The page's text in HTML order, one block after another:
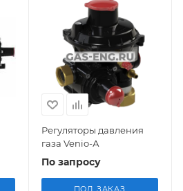
Регуляторы давления
газа Venio-А
По запросу
ПОД ЗАКАЗ